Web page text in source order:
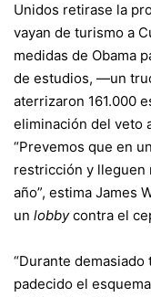
Unidos retirase la
vayan de turismo a
medidas de Obama
de estudios, —un
aterrizaron 161.000
eliminación del veto
“Prevemos que en
restricción y lleguen
año”, estima James
un lobbycontra el
“Durante
padecido el